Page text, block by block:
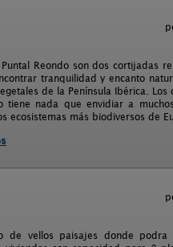
Reondo son dos cortijadas
tranquilidad y encanto
de la Península Ibérica. Los
nada que envidiar a
ecosistemas más biodiversos de
de vellos paisajes donde podra